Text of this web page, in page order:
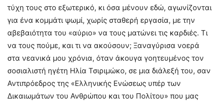
τύχη τους στο εξωτερικό, κι όσα μένουν εδώ, αγωνίζονται
για ένα κομμάτι ψωμί, χωρίς σταθερή εργασία, με την
αβεβαιότητα του «αύριο» να τους ματώνει τις καρδιές. Τι
να τους πούμε, και τι να ακούσουν; Ξαναγύρισα νοερά
στα νεανικά μου χρόνια, όταν άκουγα γοητευμένος τον
σοσιαλιστή ηγέτη Ηλία Τσιριμώκο, σε μια διάλεξή του, σαν
Αντιπρόεδρος της «Ελληνικής Ενώσεως υπέρ των
Δικαιωμάτων του Ανθρώπου και του Πολίτου» που μας